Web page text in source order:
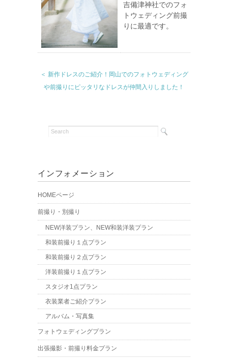
吉備津神社でのフォ
トウェディング前撮
りに最適です。
＜ 新作ドレスのご紹介！岡山でのフォトウェディング
や前撮りにピッタリなドレスが仲間入りしました！
インフォメーション
HOMEページ
前撮り・別撮り
NEW洋装プラン、NEW和装洋装プラン
和装前撮り１点プラン
和装前撮り２点プラン
洋装前撮り１点プラン
スタジオ1点プラン
衣装業者ご紹介プラン
アルバム・写真集
フォトウェディングプラン
出張撮影・前撮り料金プラン